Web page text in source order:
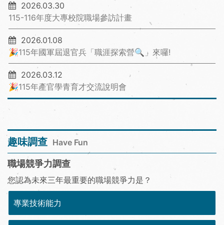
2026.03.30
115-116年度大專校院職場參訪計畫
2026.01.08
🎉115年國軍屆退官兵「職涯探索營🔍」來囉!
2026.03.12
🎉115年產官學青育才交流說明會
趣味調查 Have Fun
職場競爭力調查
您認為未來三年最重要的職場競爭力是？
專業技術能力